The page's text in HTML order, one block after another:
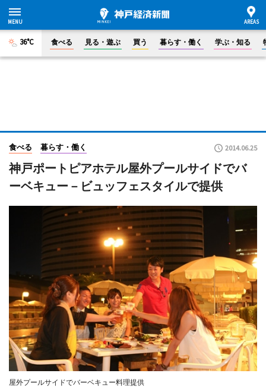
36°C 食べる 見る・遊ぶ 買う 暮らす・働く 学ぶ・知る
食べる 暮らす・働く 2014.06.25
神戸ポートピアホテル屋外プールサイドでバ
ーベキュー－ビュッフェスタイルで提供
屋外プールサイドでバーベキュー料理提供